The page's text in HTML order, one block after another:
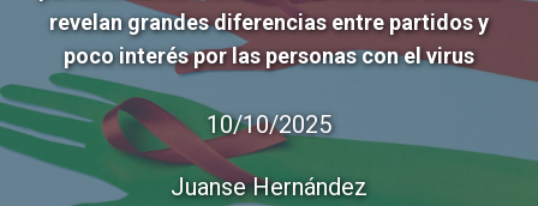
revelan grandes diferencias entre partidos y
poco interés por las personas con el virus
10/10/2025
Juanse Hernández